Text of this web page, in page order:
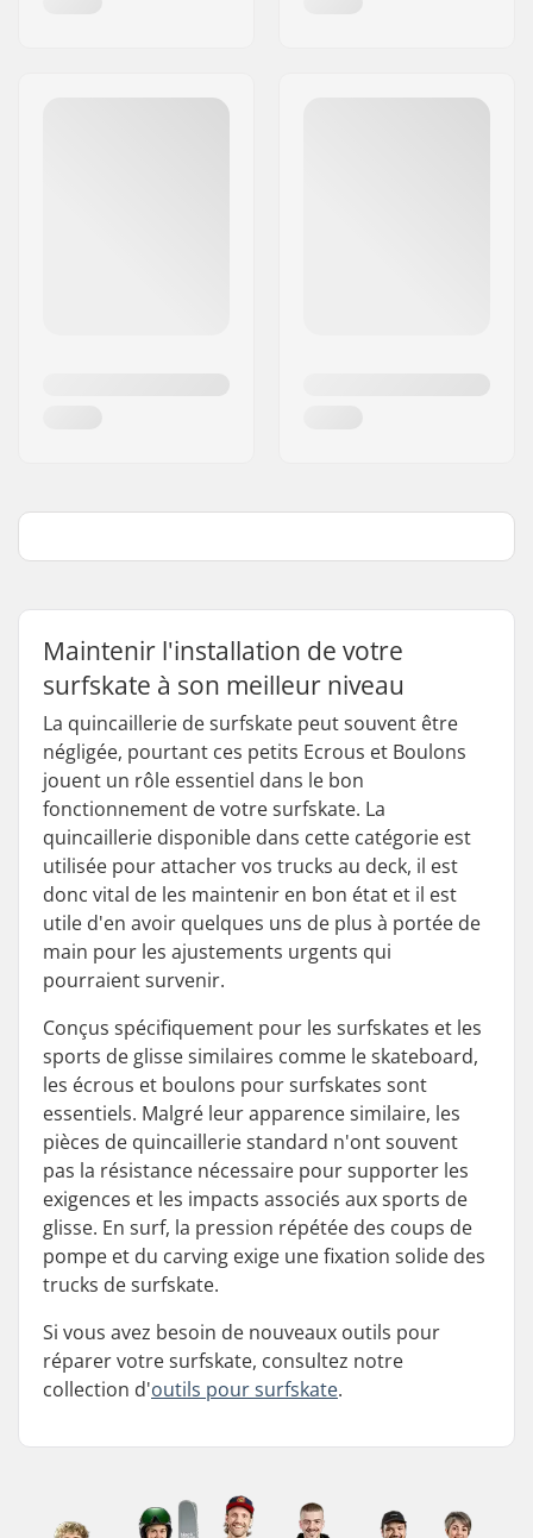
Maintenir l'installation de votre
surfskate à son meilleur niveau
La quincaillerie de surfskate peut souvent être
négligée, pourtant ces petits Ecrous et Boulons
jouent un rôle essentiel dans le bon
fonctionnement de votre surfskate. La
quincaillerie disponible dans cette catégorie est
utilisée pour attacher vos trucks au deck, il est
donc vital de les maintenir en bon état et il est
utile d'en avoir quelques uns de plus à portée de
main pour les ajustements urgents qui
pourraient survenir.
Conçus spécifiquement pour les surfskates et les
sports de glisse similaires comme le skateboard,
les écrous et boulons pour surfskates sont
essentiels. Malgré leur apparence similaire, les
pièces de quincaillerie standard n'ont souvent
pas la résistance nécessaire pour supporter les
exigences et les impacts associés aux sports de
glisse. En surf, la pression répétée des coups de
pompe et du carving exige une fixation solide des
trucks de surfskate.
Si vous avez besoin de nouveaux outils pour
réparer votre surfskate, consultez notre
collection d'outils pour surfskate.